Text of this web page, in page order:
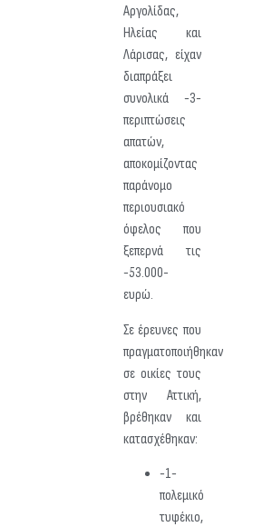
Αργολίδας,
Ηλείας και
Λάρισας, είχαν
διαπράξει
συνολικά -3-
περιπτώσεις
απατών,
αποκομίζοντας
παράνομο
περιουσιακό
όφελος που
ξεπερνά τις
-53.000-
ευρώ.
Σε έρευνες που
πραγματοποιήθηκαν
σε οικίες τους
στην Αττική,
βρέθηκαν και
κατασχέθηκαν:
-1-
πολεμικό
τυφέκιο,